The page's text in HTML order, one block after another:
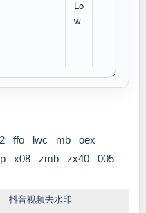
Lo
w
ffo lwc mb
oex
x08 zmb zx40 005
抖音视频去水印